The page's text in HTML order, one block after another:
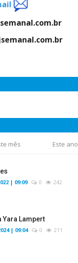
mês Este ano
| 09:09 0 242
Yara Lampert
| 09:04 0 211